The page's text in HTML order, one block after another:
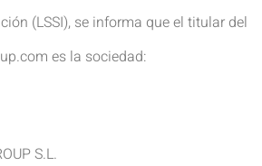
(LSSI), se informa que el titular del
es la sociedad:
S.L.